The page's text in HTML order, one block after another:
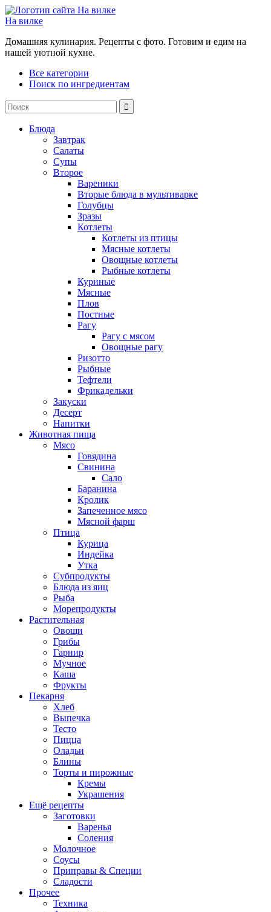
На вилке
Домашняя кулинария. Рецепты с фото. Готовим и едим на
нашей уютной кухне.
Все категории
Поиск по ингредиентам
Блюда
Завтрак
Салаты
Супы
Второе
Вареники
Вторые блюда в мультиварке
Голубцы
Зразы
Котлеты
Котлеты из птицы
Мясные котлеты
Овощные котлеты
Рыбные котлеты
Куриные
Мясные
Плов
Постные
Рагу
Рагу с мясом
Овощные рагу
Ризотто
Рыбные
Тефтели
Фрикадельки
Закуски
Десерт
Напитки
Животная пища
Мясо
Говядина
Свинина
Сало
Баранина
Кролик
Запеченное мясо
Мясной фарш
Птица
Курица
Индейка
Утка
Субпродукты
Блюда из яиц
Рыба
Морепродукты
Растительная
Овощи
Грибы
Гарнир
Мучное
Каша
Фрукты
Пекарня
Хлеб
Выпечка
Тесто
Пицца
Оладьи
Блины
Торты и пирожные
Кремы
Украшения
Ещё рецепты
Заготовки
Варенья
Соления
Молочное
Соусы
Приправы & Специи
Сладости
Прочее
Техника